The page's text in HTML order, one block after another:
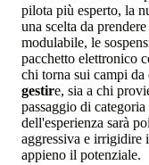
pilota più esperto, la
una scelta da
modulabile, le
pacchetto elettronico
chi torna sui campi da
gestire, sia a chi
passaggio di
dell'esperienza sarà
aggressiva e irrigidire
appieno il potenziale.